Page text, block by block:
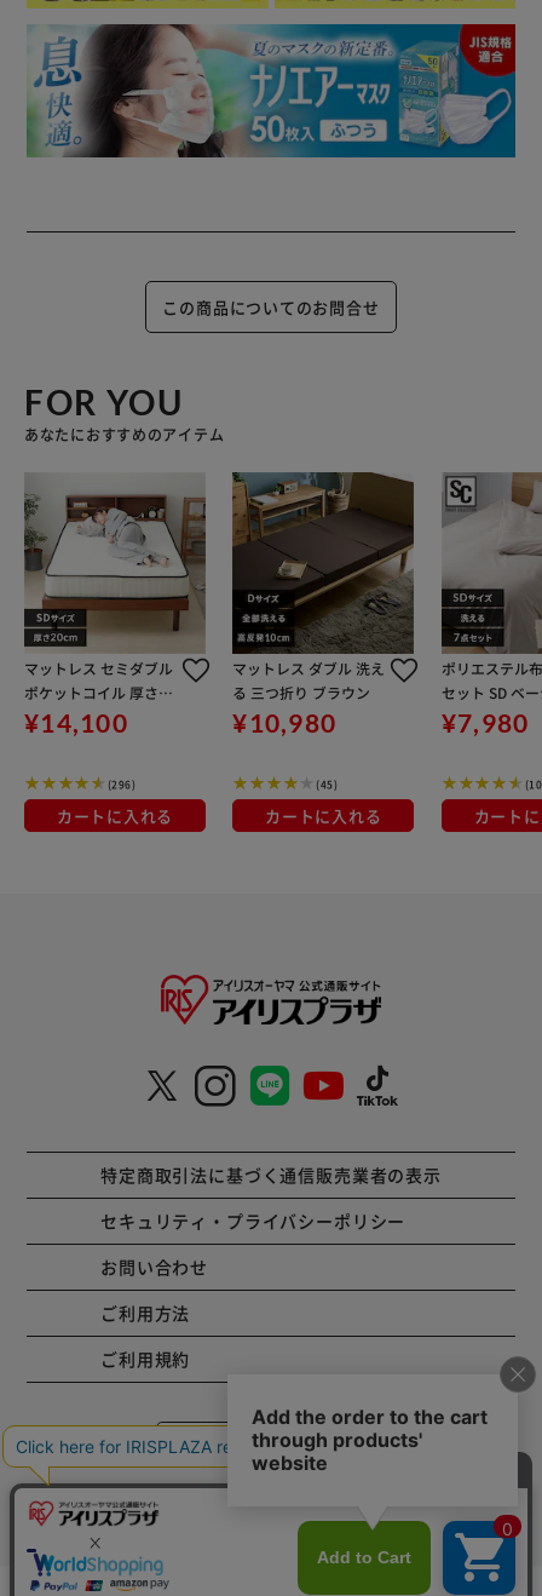
高密度コイル、強度・耐久性に優れたスプリングを採用。
コンパクトな圧縮梱包でお届けします。
この商品についてのお問合せ
FOR YOU
あなたにおすすめのアイテム
マットレス セミダブル
ポケットコイル 厚さ20
cm ホワイト×ブラッ
ク PKMTN-SDWTBK
¥14,100
(296)
カートに入れる
マットレス ダブル 洗え
る 三つ折り ブラウン
¥10,980
(45)
カートに入れる
ポリエステル
セット SD ベ
¥7,980
カート
特定商取引法に基づく通信販売業者の表示
セキュリティ・プライバシーポリシー
お問い合わせ
ご利用方法
ご利用規約
コーポレートサイト
Copyright © 2001 IRISPLAZA. ALL Rights Reserved.